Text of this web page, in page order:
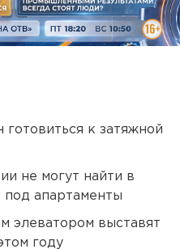
к затяжной
не могут найти в
под апартаменты
элеватором выставят
году